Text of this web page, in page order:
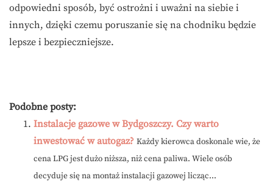
odpowiedni sposób, być ostrożni i uważni na siebie i
innych, dzięki czemu poruszanie się na chodniku będzie
lepsze i bezpieczniejsze.
Podobne posty:
Instalacje gazowe w Bydgoszczy. Czy warto
inwestować w autogaz? Każdy kierowca doskonale wie, że
cena LPG jest dużo niższa, niż cena paliwa. Wiele osób
decyduje się na montaż instalacji gazowej licząc...